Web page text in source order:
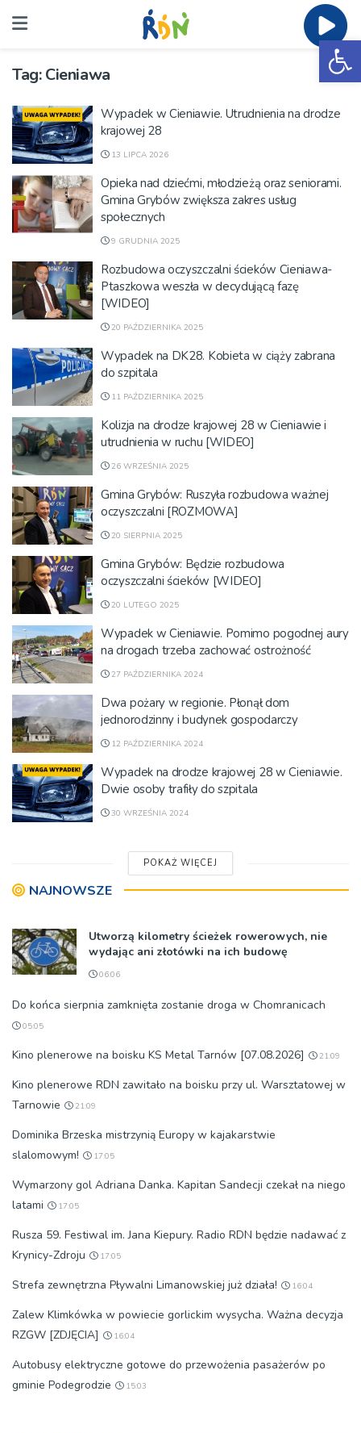
Tag:Cieniawa
Wypadek w Cieniawie. Utrudnienia na drodze
krajowej 28
13 LIPCA 2026
Opieka nad dziećmi, młodzieżą oraz seniorami.
Gmina Grybów zwiększa zakres usług
społecznych
9 GRUDNIA 2025
Rozbudowa oczyszczalni ścieków Cieniawa-
Ptaszkowa weszła w decydującą fazę
[WIDEO]
20 PAŹDZIERNIKA 2025
Wypadek na DK28. Kobieta w ciąży zabrana
do szpitala
11 PAŹDZIERNIKA 2025
Kolizja na drodze krajowej 28 w Cieniawie i
utrudnienia w ruchu [WIDEO]
26 WRZEŚNIA 2025
Gmina Grybów: Ruszyła rozbudowa ważnej
oczyszczalni [ROZMOWA]
20 SIERPNIA 2025
Gmina Grybów: Będzie rozbudowa
oczyszczalni ścieków [WIDEO]
20 LUTEGO 2025
Wypadek w Cieniawie. Pomimo pogodnej aury
na drogach trzeba zachować ostrożność
27 PAŹDZIERNIKA 2024
Dwa pożary w regionie. Płonął dom
jednorodzinny i budynek gospodarczy
12 PAŹDZIERNIKA 2024
Wypadek na drodze krajowej 28 w Cieniawie.
Dwie osoby trafiły do szpitala
30 WRZEŚNIA 2024
POKAŻ WIĘCEJ
NAJNOWSZE
Utworzą kilometry ścieżek rowerowych, nie
wydając ani złotówki na ich budowę
06:06
Do końca sierpnia zamknięta zostanie droga w Chomranicach
05:05
Kino plenerowe na boisku KS Metal Tarnów [07.08.2026] 21:09
Kino plenerowe RDN zawitało na boisku przy ul. Warsztatowej w
Tarnowie
21:09
Dominika Brzeska mistrzynią Europy w kajakarstwie
slalomowym!
17:05
Wymarzony gol Adriana Danka. Kapitan Sandecji czekał na niego
latami
17:05
Rusza 59. Festiwal im. Jana Kiepury. Radio RDN będzie nadawać z
Krynicy-Zdroju
17:05
Strefa zewnętrzna Pływalni Limanowskiej już działa! 16:04
Zalew Klimkówka w powiecie gorlickim wysycha. Ważna decyzja
RZGW [ZDJĘCIA]
16:04
Autobusy elektryczne gotowe do przewożenia pasażerów po
gminie Podegrodzie
15:03